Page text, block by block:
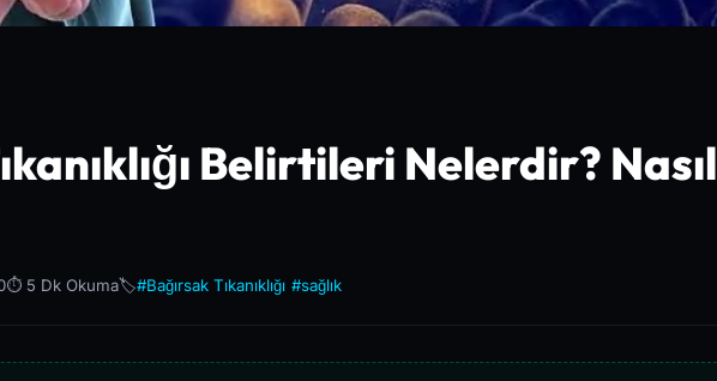
Belirtileri Nelerdir? Nasıl
⏱️ 5 Dk Okuma🏷️#Bağırsak Tıkanıklığı #sağlık